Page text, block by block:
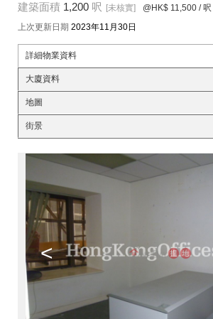
建築面積 1,200 呎 [未核實] @HK$ 11,500 / 呎
上次更新日期 2023年11月30日
詳細物業資料
大廈資料
地圖
街景
<